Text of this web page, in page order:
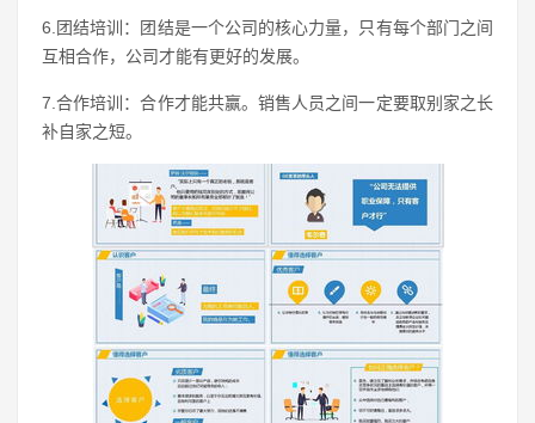
6.团结培训：团结是一个公司的核心力量，只有每个部门之间
互相合作，公司才能有更好的发展。
7.合作培训：合作才能共赢。销售人员之间一定要取别家之长
补自家之短。